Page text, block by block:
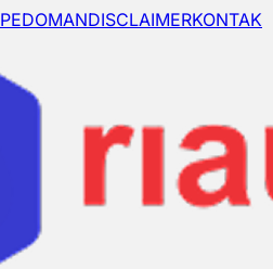
PEDOMANDISCLAIMERKONTAK